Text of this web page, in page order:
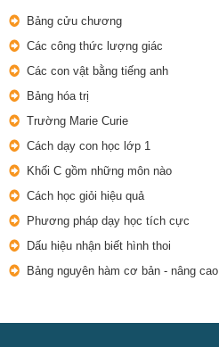
Bảng cửu chương
Các công thức lượng giác
Các con vật bằng tiếng anh
Bảng hóa trị
Trường Marie Curie
Cách dạy con học lớp 1
Khối C gồm những môn nào
Cách học giỏi hiệu quả
Phương pháp dạy học tích cực
Dấu hiệu nhận biết hình thoi
Bảng nguyên hàm cơ bản - nâng cao